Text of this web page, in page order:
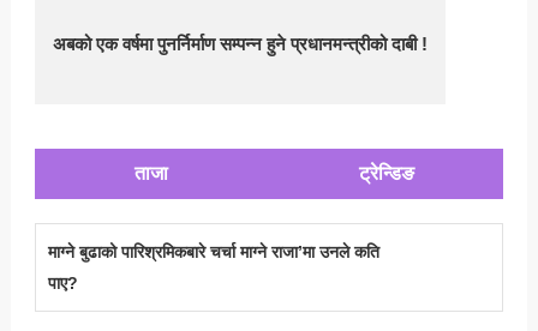
अबको एक वर्षमा पुनर्निर्माण सम्पन्न हुने प्रधानमन्त्रीको दाबी !
ताजा ट्रेन्डिङ
माग्ने बुढाको पारिश्रमिकबारे चर्चा माग्ने राजा’मा उनले कति
पाए?